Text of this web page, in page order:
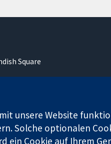
Square
unsere Website
Solche optionalen
ein Cookie auf Ihrem